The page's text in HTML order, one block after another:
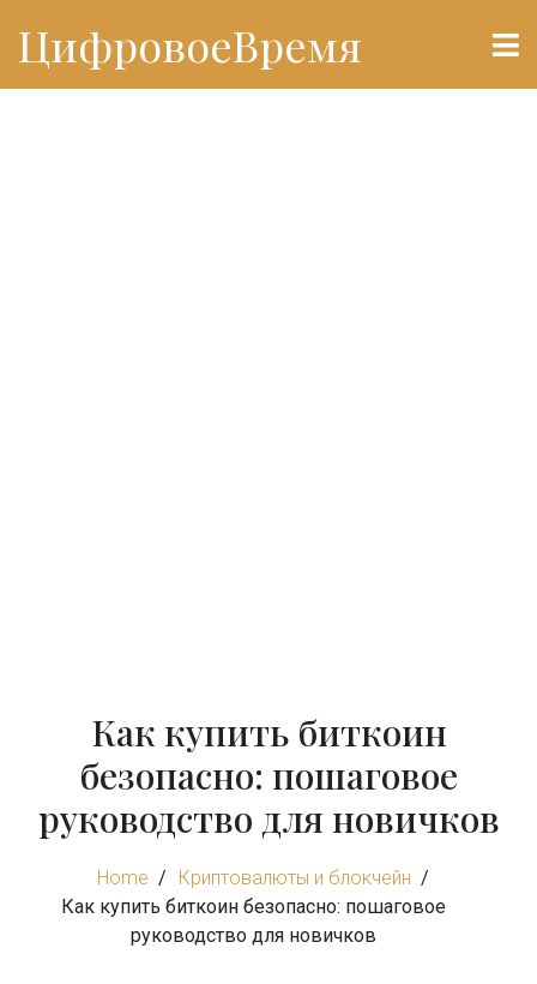
ЦифровоеВремя
Как купить биткоин
безопасно: пошаговое
руководство для новичков
Home
Криптовалюты и блокчейн
Как купить биткоин безопасно: пошаговое
руководство для новичков